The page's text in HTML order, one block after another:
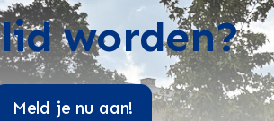
worden?
Meld je nu aan!